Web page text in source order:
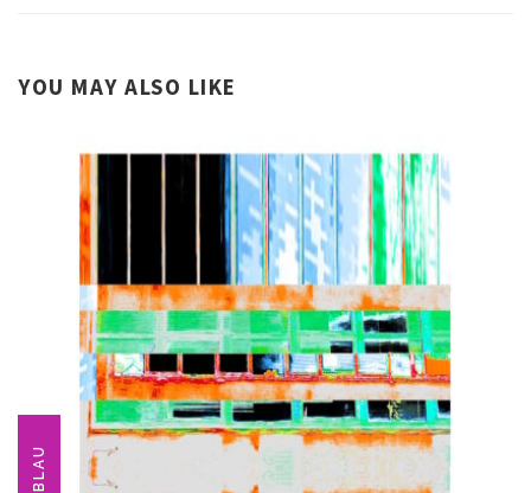
YOU MAY ALSO LIKE
BLAU